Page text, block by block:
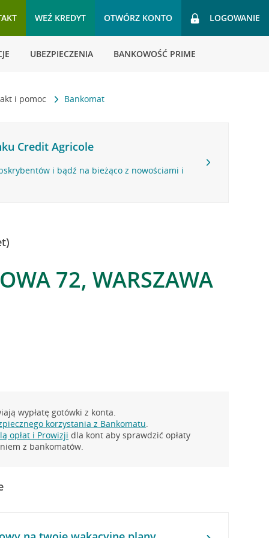
WEŹ KREDYT OTWÓRZ KONTO LOGOWANIE
UBEZPIECZENIA BANKOWOŚĆ PRIME
i pomoc Bankomat
Credit Agricole
i bądź na bieżąco z nowościami i
72, WARSZAWA
wypłatę gotówki z konta.
korzystania z Bankomatu.
opłat i Prowizji dla kont aby sprawdzić opłaty
z bankomatów.